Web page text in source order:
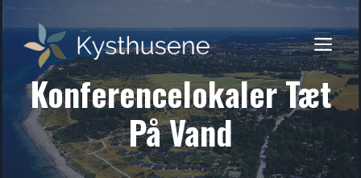
Skip
to
content
Konferencelokaler Tæt
På Vand